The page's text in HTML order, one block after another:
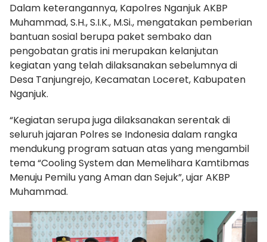
Dalam keterangannya, Kapolres Nganjuk AKBP
Muhammad, S.H., S.I.K., M.Si., mengatakan pemberian
bantuan sosial berupa paket sembako dan
pengobatan gratis ini merupakan kelanjutan
kegiatan yang telah dilaksanakan sebelumnya di
Desa Tanjungrejo, Kecamatan Loceret, Kabupaten
Nganjuk.
“Kegiatan serupa juga dilaksanakan serentak di
seluruh jajaran Polres se Indonesia dalam rangka
mendukung program satuan atas yang mengambil
tema “Cooling System dan Memelihara Kamtibmas
Menuju Pemilu yang Aman dan Sejuk”, ujar AKBP
Muhammad.